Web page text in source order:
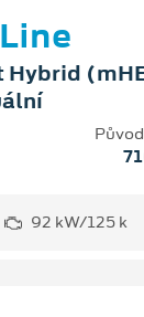
Hybrid
92 kW/125 k